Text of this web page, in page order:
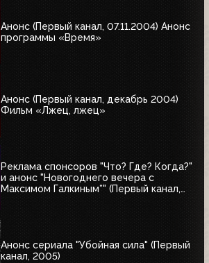
Анонс (Первый канал, 07.11.2004) Анонс
программы «Время»
Анонс (Первый канал, декабрь 2004)
Фильм «Лжец, лжец»
Реклама спонсоров "Что? Где? Когда?"
и анонс "Новогоднего вечера с
Максимом Галкиным*" (Первый канал,
Анонс сериала "Убойная сила" (Первый
канал, 2005)